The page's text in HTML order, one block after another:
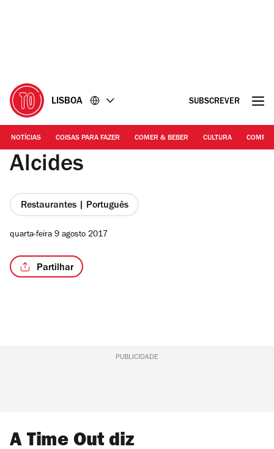
LISBOA SUBSCREVER
NOTÍCIAS COISAS PARA FAZER COMER & BEBER CULTURA
Alcides
Restaurantes | Português
quarta-feira 9 agosto 2017
Partilhar
PUBLICIDADE
A Time Out diz